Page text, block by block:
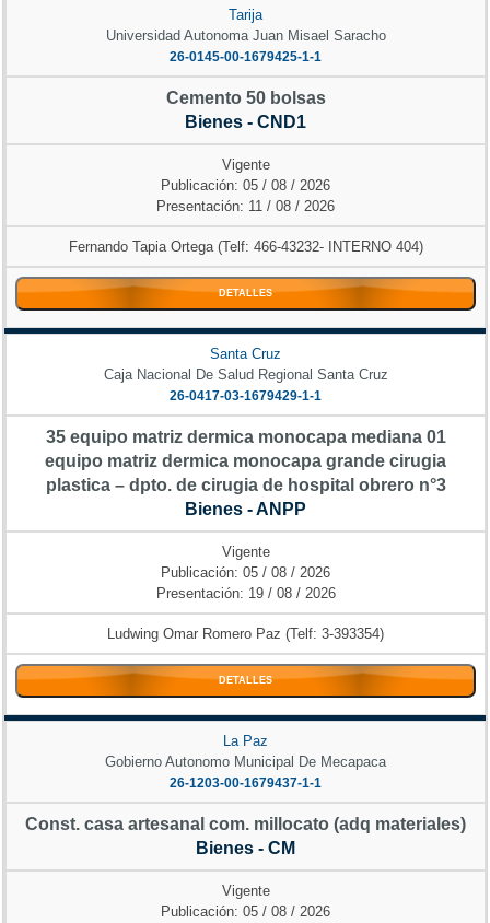
Tarija
Universidad Autonoma Juan Misael Saracho
26-0145-00-1679425-1-1
Cemento 50 bolsas
Bienes - CND1
Vigente
Publicación: 05 / 08 / 2026
Presentación: 11 / 08 / 2026
Fernando Tapia Ortega (Telf: 466-43232- INTERNO 404)
DETALLES
Santa Cruz
Caja Nacional De Salud Regional Santa Cruz
26-0417-03-1679429-1-1
35 equipo matriz dermica monocapa mediana 01
equipo matriz dermica monocapa grande cirugia
plastica – dpto. de cirugia de hospital obrero n°3
Bienes - ANPP
Vigente
Publicación: 05 / 08 / 2026
Presentación: 19 / 08 / 2026
Ludwing Omar Romero Paz (Telf: 3-393354)
DETALLES
La Paz
Gobierno Autonomo Municipal De Mecapaca
26-1203-00-1679437-1-1
Const. casa artesanal com. millocato (adq materiales)
Bienes - CM
Vigente
Publicación: 05 / 08 / 2026